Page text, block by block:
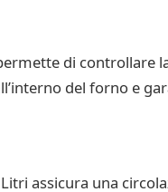
di controllare
del forno e
assicura una